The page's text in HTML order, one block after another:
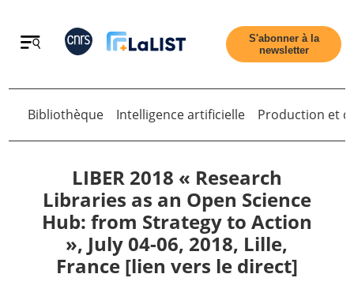
Retour
Accueil
Tous les articles
S'abonner à la
newsletter
Retour
Bibliothèque Intelligence artificielle Production et
LIBER 2018 « Research
Libraries as an Open Science
Hub: from Strategy to Action
», July 04-06, 2018, Lille,
France [lien vers le direct]